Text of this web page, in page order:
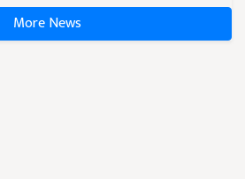
More News